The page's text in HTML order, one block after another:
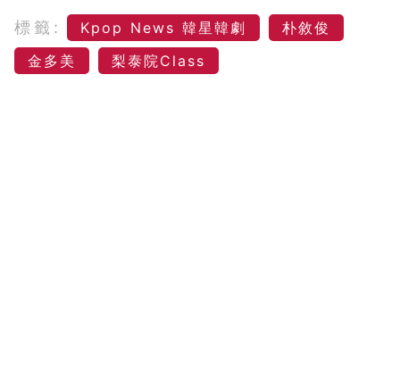
標籤: Kpop News 韓星韓劇
朴敘俊
金多美
梨泰院Class